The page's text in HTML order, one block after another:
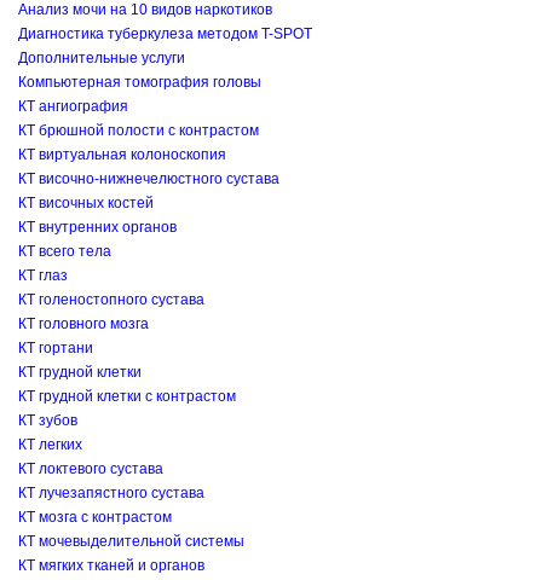
Анализ мочи на 10 видов наркотиков
Диагностика туберкулеза методом T-SPOT
Дополнительные услуги
Компьютерная томография головы
КТ ангиография
КТ брюшной полости с контрастом
КТ виртуальная колоноскопия
КТ височно-нижнечелюстного сустава
КТ височных костей
КТ внутренних органов
КТ всего тела
КТ глаз
КТ голеностопного сустава
КТ головного мозга
КТ гортани
КТ грудной клетки
КТ грудной клетки с контрастом
КТ зубов
КТ легких
КТ локтевого сустава
КТ лучезапястного сустава
КТ мозга с контрастом
КТ мочевыделительной системы
КТ мягких тканей и органов